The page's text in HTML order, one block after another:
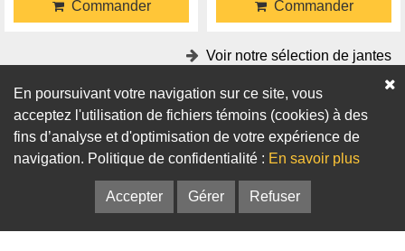
Commander Commander
Voir notre sélection de jantes
Accessoires
Adaptateurs Bagues de centrage
En poursuivant votre navigation sur ce site, vous
acceptez l'utilisation de fichiers témoins (cookies) à des
fins d’analyse et d'optimisation de votre expérience de
navigation. Politique de confidentialité : En savoir plus
Accepter Gérer Refuser